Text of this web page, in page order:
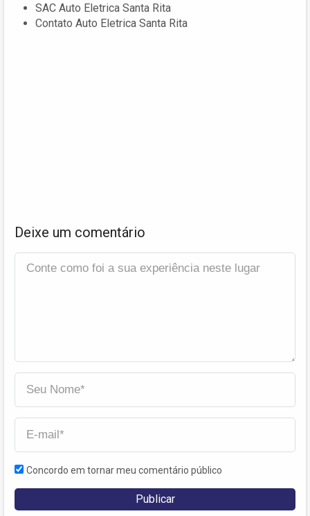
SAC Auto Eletrica Santa Rita
Contato Auto Eletrica Santa Rita
Deixe um comentário
Concordo em tornar meu comentário público